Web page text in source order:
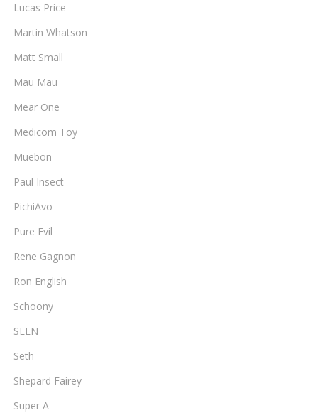
Lucas Price
Martin Whatson
Matt Small
Mau Mau
Mear One
Medicom Toy
Muebon
Paul Insect
PichiAvo
Pure Evil
Rene Gagnon
Ron English
Schoony
SEEN
Seth
Shepard Fairey
Super A